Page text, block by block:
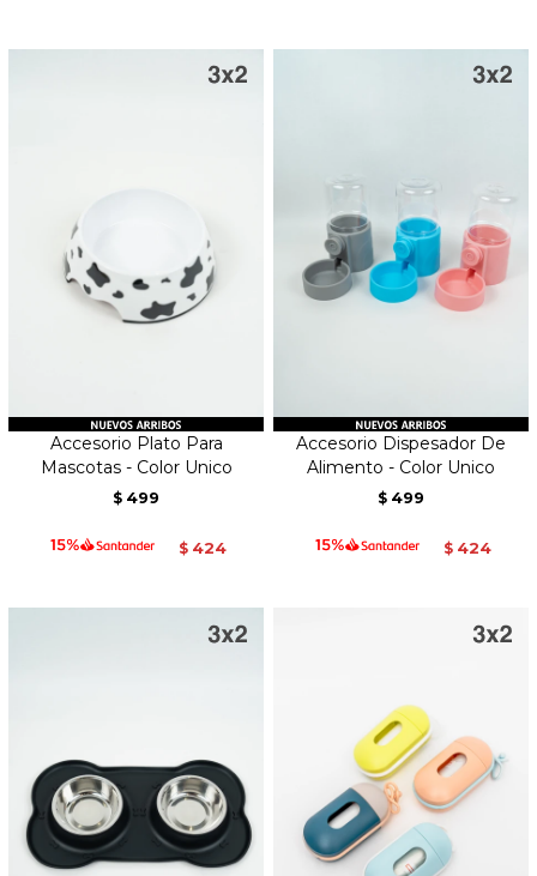
Accesorio Plato Para
Mascotas - Color Unico
$ 499
$ 424
Accesorio Dispesador De
Alimento - Color Unico
$ 499
$ 424